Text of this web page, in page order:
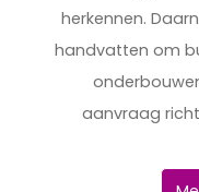
herkennen.
handvatten om
aanvraag